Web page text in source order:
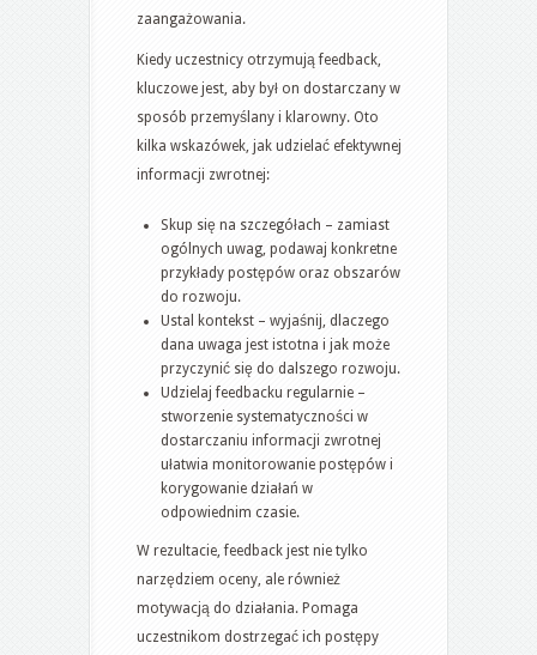
zaangażowania.
Kiedy uczestnicy otrzymują feedback,
kluczowe jest, aby był on dostarczany w
sposób przemyślany i klarowny. Oto
kilka wskazówek, jak udzielać efektywnej
informacji zwrotnej:
Skup się na szczegółach – zamiast
ogólnych uwag, podawaj konkretne
przykłady postępów oraz obszarów
do rozwoju.
Ustal kontekst – wyjaśnij, dlaczego
dana uwaga jest istotna i jak może
przyczynić się do dalszego rozwoju.
Udzielaj feedbacku regularnie –
stworzenie systematyczności w
dostarczaniu informacji zwrotnej
ułatwia monitorowanie postępów i
korygowanie działań w
odpowiednim czasie.
W rezultacie, feedback jest nie tylko
narzędziem oceny, ale również
motywacją do działania. Pomaga
uczestnikom dostrzegać ich postępy